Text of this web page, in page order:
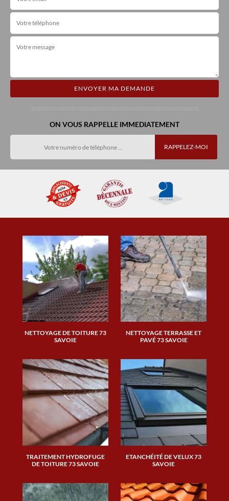
ON VOUS RAPPELLE IMMEDIATEMENT
NETTOYAGE DE TOITURE 73
SAVOIE
NETTOYAGE TERRASSE ET
PAVÉ 73 SAVOIE
TRAITEMENT HYDROFUGE
DE TOITURE 73 SAVOIE
ETANCHÉITÉ DE VELUX 73
SAVOIE